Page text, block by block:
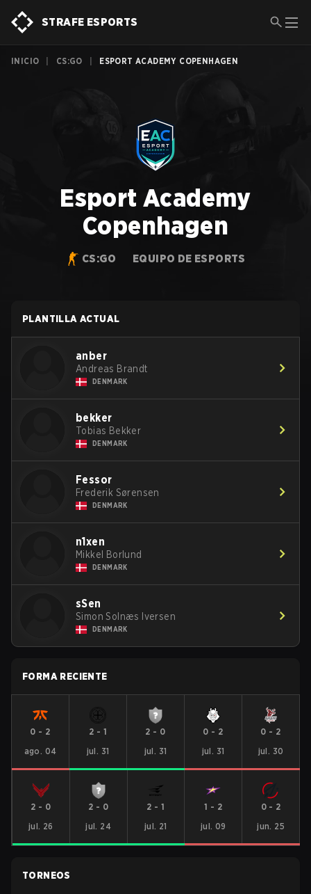
STRAFE ESPORTS
INICIO CS:GO ESPORT ACADEMY COPENHAGEN
Esport Academy
Copenhagen
CS:GO EQUIPO DE ESPORTS
PLANTILLA ACTUAL
anber
Andreas Brandt
DENMARK
bekker
Tobias Bekker
DENMARK
Fessor
Frederik Sørensen
DENMARK
n1xen
Mikkel Borlund
DENMARK
sSen
Simon Solnæs Iversen
DENMARK
FORMA RECIENTE
0 - 2
ago. 04
2 - 1
jul. 31
2 - 0
jul. 31
0 - 2
jul. 31
0 - 2
jul. 30
2 - 0
jul. 26
2 - 0
jul. 24
2 -1
jul. 21
1 - 2
jul. 09
0- 2
jun. 25
TORNEOS